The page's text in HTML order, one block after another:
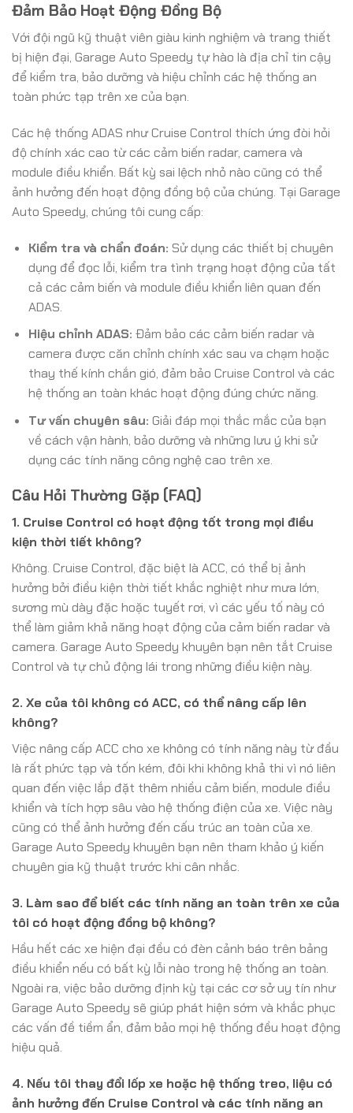
Đảm Bảo Hoạt Động Đồng Bộ
Với đội ngũ kỹ thuật viên giàu kinh nghiệm và trang thiết
bị hiện đại, Garage Auto Speedy tự hào là địa chỉ tin cậy
để kiểm tra, bảo dưỡng và hiệu chỉnh các hệ thống an
toàn phức tạp trên xe của bạn.
Các hệ thống ADAS như Cruise Control thích ứng đòi hỏi
độ chính xác cao từ các cảm biến radar, camera và
module điều khiển. Bất kỳ sai lệch nhỏ nào cũng có thể
ảnh hưởng đến hoạt động đồng bộ của chúng. Tại Garage
Auto Speedy, chúng tôi cung cấp:
Kiểm tra và chẩn đoán: Sử dụng các thiết bị chuyên
dụng để đọc lỗi, kiểm tra tình trạng hoạt động của tất
cả các cảm biến và module điều khiển liên quan đến
ADAS.
Hiệu chỉnh ADAS: Đảm bảo các cảm biến radar và
camera được căn chỉnh chính xác sau va chạm hoặc
thay thế kính chắn gió, đảm bảo Cruise Control và các
hệ thống an toàn khác hoạt động đúng chức năng.
Tư vấn chuyên sâu: Giải đáp mọi thắc mắc của bạn
về cách vận hành, bảo dưỡng và những lưu ý khi sử
dụng các tính năng công nghệ cao trên xe.
Câu Hỏi Thường Gặp (FAQ)
1. Cruise Control có hoạt động tốt trong mọi điều
kiện thời tiết không?
Không. Cruise Control, đặc biệt là ACC, có thể bị ảnh
hưởng bởi điều kiện thời tiết khắc nghiệt như mưa lớn,
sương mù dày đặc hoặc tuyết rơi, vì các yếu tố này có
thể làm giảm khả năng hoạt động của cảm biến radar và
camera. Garage Auto Speedy khuyên bạn nên tắt Cruise
Control và tự chủ động lái trong những điều kiện này.
2. Xe của tôi không có ACC, có thể nâng cấp lên
không?
Việc nâng cấp ACC cho xe không có tính năng này từ đầu
là rất phức tạp và tốn kém, đôi khi không khả thi vì nó liên
quan đến việc lắp đặt thêm nhiều cảm biến, module điều
khiển và tích hợp sâu vào hệ thống điện của xe. Việc này
cũng có thể ảnh hưởng đến cấu trúc an toàn của xe.
Garage Auto Speedy khuyên bạn nên tham khảo ý kiến
chuyên gia kỹ thuật trước khi cân nhắc.
3. Làm sao để biết các tính năng an toàn trên xe của
tôi có hoạt động đồng bộ không?
Hầu hết các xe hiện đại đều có đèn cảnh báo trên bảng
điều khiển nếu có bất kỳ lỗi nào trong hệ thống an toàn.
Ngoài ra, việc bảo dưỡng định kỳ tại các cơ sở uy tín như
Garage Auto Speedy sẽ giúp phát hiện sớm và khắc phục
các vấn đề tiềm ẩn, đảm bảo mọi hệ thống đều hoạt động
hiệu quả.
4. Nếu tôi thay đổi lốp xe hoặc hệ thống treo, liệu có
ảnh hưởng đến Cruise Control và các tính năng an